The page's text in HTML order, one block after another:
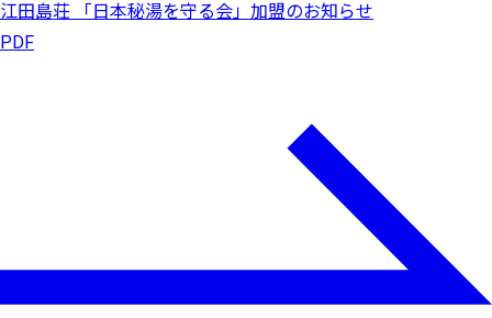
江田島荘 「日本秘湯を守る会」加盟のお知らせ
PDF